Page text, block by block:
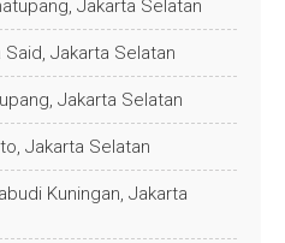
Jakarta Selatan
Said, Jakarta Selatan
Jakarta Selatan
Jakarta Selatan
Kuningan, Jakarta